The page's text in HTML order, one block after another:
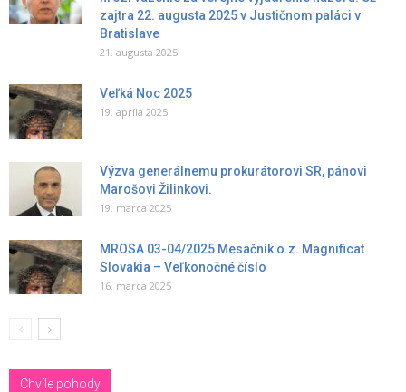
zajtra 22. augusta 2025 v Justičnom paláci v
Bratislave
21. augusta 2025
Veľká Noc 2025
19. apríla 2025
Výzva generálnemu prokurátorovi SR, pánovi
Marošovi Žilinkovi.
19. marca 2025
MROSA 03-04/2025 Mesačník o.z. Magnificat
Slovakia – Veľkonočné číslo
16. marca 2025
Chvíle pohody